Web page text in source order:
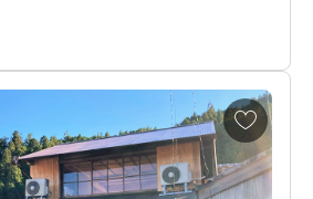
をリフレッシュした後は、「BOND」で
場合や、苦手な方はご利用をご遠慮く
お
気
に
入